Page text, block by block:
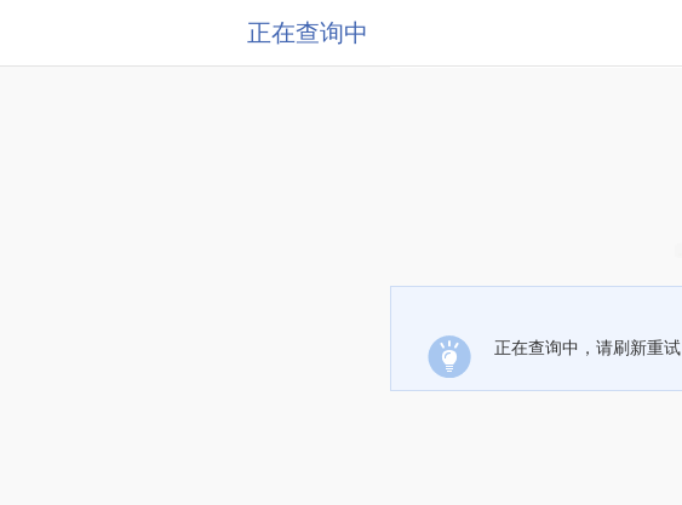
正在查询中
正在查询中，请刷新重试